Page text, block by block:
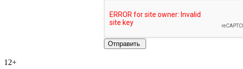
12+